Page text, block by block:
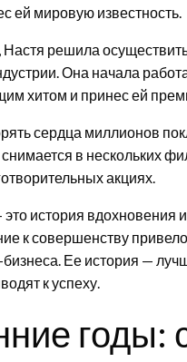
ей мировую известность.
решила
Она начала
хитом и принес ей
сердца миллионов
в нескольких
акциях.
история вдохновения и
к совершенству
Ее история —
к успеху.
годы: